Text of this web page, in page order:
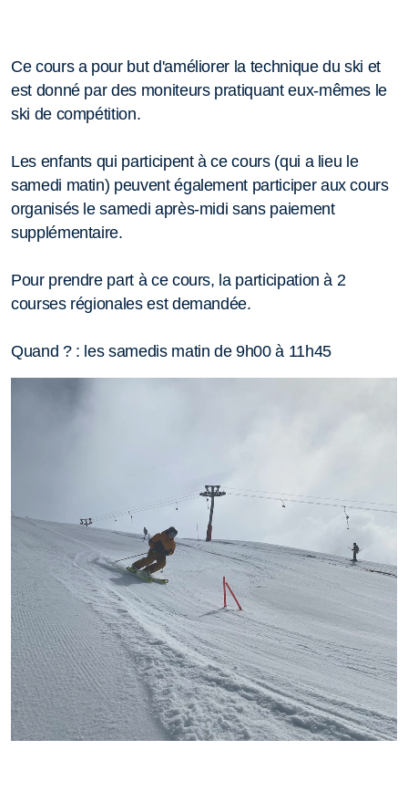
Ce cours a pour but d'améliorer la technique du ski et
est donné par des moniteurs pratiquant eux-mêmes le
ski de compétition.
Les enfants qui participent à ce cours (qui a lieu le
samedi matin) peuvent également participer aux cours
organisés le samedi après-midi sans paiement
supplémentaire.
Pour prendre part à ce cours, la participation à 2
courses régionales est demandée.
Quand ? : les samedis matin de 9h00 à 11h45